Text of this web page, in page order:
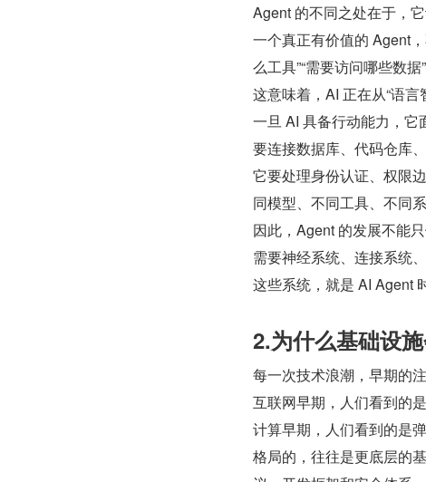
Agent 的不同之处在于，
一个真正有价值的 Agent
么工具”“需要访问哪些数据
这意味着，AI 正在从“语言
一旦 AI 具备行动能力，
要连接数据库、代码仓库
它要处理身份认证、权限
同模型、不同工具、不同
因此，Agent 的发展不能
需要神经系统、连接系统
这些系统，就是 AI Agent
2.为什么基础设
每一次技术浪潮，早期的
互联网早期，人们看到的
计算早期，人们看到的是
格局的，往往是更底层的